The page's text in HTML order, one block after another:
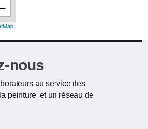
−
nous
au service des
peinture, et un réseau de